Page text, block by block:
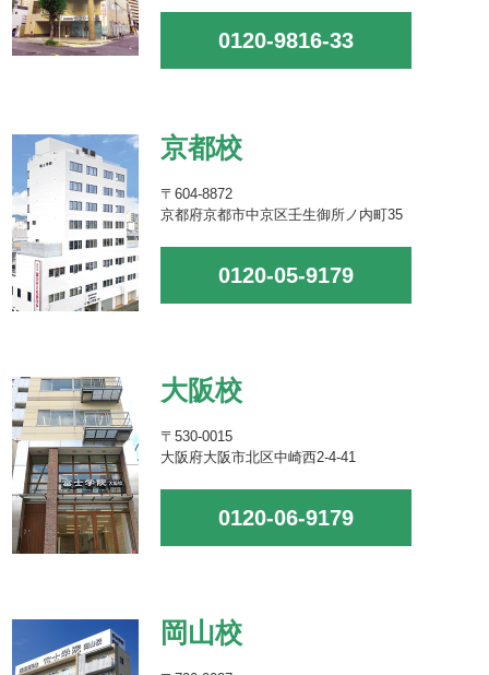
0120-9816-33
京都校
〒604-8872
京都府京都市中京区壬生御所ノ内町35
0120-05-9179
大阪校
〒530-0015
大阪府大阪市北区中崎西2-4-41
0120-06-9179
岡山校